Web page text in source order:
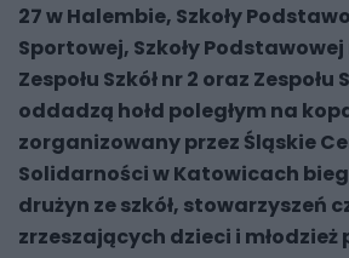
27 w Halembie, Szkoły
Sportowej, Szkoły
Zespołu Szkół nr 2 oraz Zespołu
oddadzą hołd poległym na
zorganizowany przez Śląskie
Solidarności w Katowicach bieg
drużyn ze szkół, stowarzyszeń
zrzeszających dzieci i młodzież